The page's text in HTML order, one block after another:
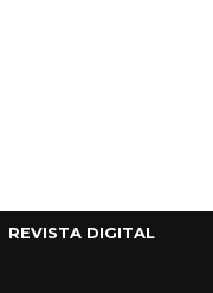
REVISTA DIGITAL